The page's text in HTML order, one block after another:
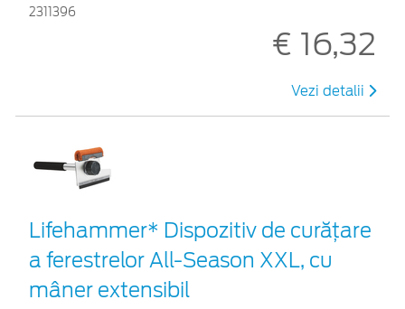
2311396
€ 16,32
Vezi detalii
Lifehammer* Dispozitiv de curățare
a ferestrelor All-Season XXL, cu
mâner extensibil